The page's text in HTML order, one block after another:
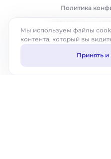
Политика
Мы используем файлы
контента, который вы
Принять